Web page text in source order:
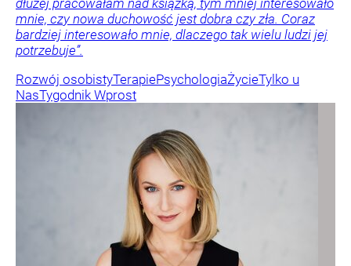
mnie, czy nowa duchowość jest dobra czy zła. Coraz
bardziej interesowało mnie, dlaczego tak wielu ludzi jej
potrzebuje”.
Rozwój osobistyTerapiePsychologiaŻycieTylko u
NasTygodnik Wprost